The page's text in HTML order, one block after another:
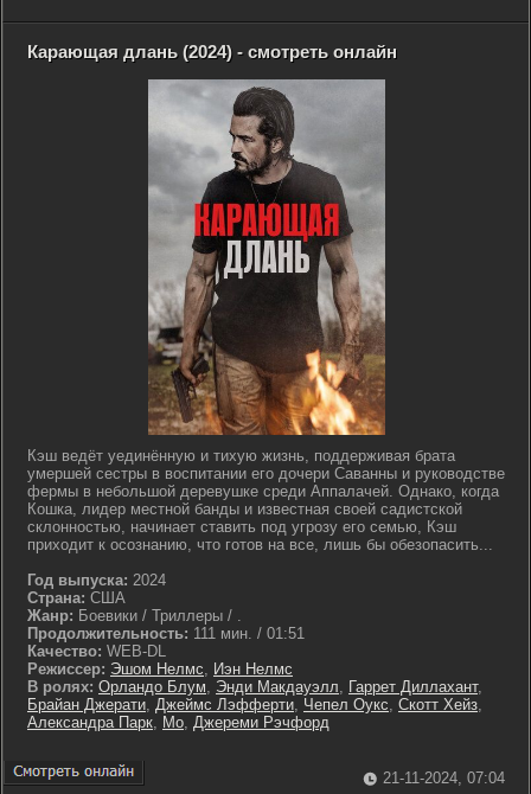
Карающая длань (2024) - смотреть онлайн
Кэш ведёт уединённую и тихую жизнь, поддерживая брата
умершей сестры в воспитании его дочери Саванны и руководстве
фермы в небольшой деревушке среди Аппалачей. Однако, когда
Кошка, лидер местной банды и известная своей садистской
склонностью, начинает ставить под угрозу его семью, Кэш
приходит к осознанию, что готов на все, лишь бы обезопасить...
Год выпуска: 2024
Страна: США
Жанр: Боевики / Триллеры / .
Продолжительность: 111 мин. / 01:51
Качество: WEB-DL
Режиссер: Эшом Нелмс, Иэн Нелмс
В ролях: Орландо Блум, Энди Макдауэлл, Гаррет Диллахант,
Брайан Джерати, Джеймс Лэфферти, Чепел Оукс, Скотт Хейз,
Александра Парк, Мо, Джереми Рэчфорд
21-11-2024, 07:04